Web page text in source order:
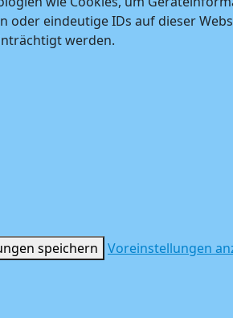
eindeutige IDs auf dieser
werden.
speichern Voreinstellungen